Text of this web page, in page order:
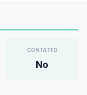
CONTATTO
No